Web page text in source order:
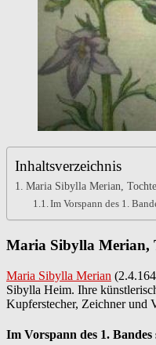
Inhaltsverzeichnis
Maria Sibylla Merian,
Im Vorspann des 1.
Maria Sibylla Merian,
Maria Sibylla Merian
Sibylla Heim. Ihre
Kupferstecher, Zeichner und
Im Vorspann des 1.